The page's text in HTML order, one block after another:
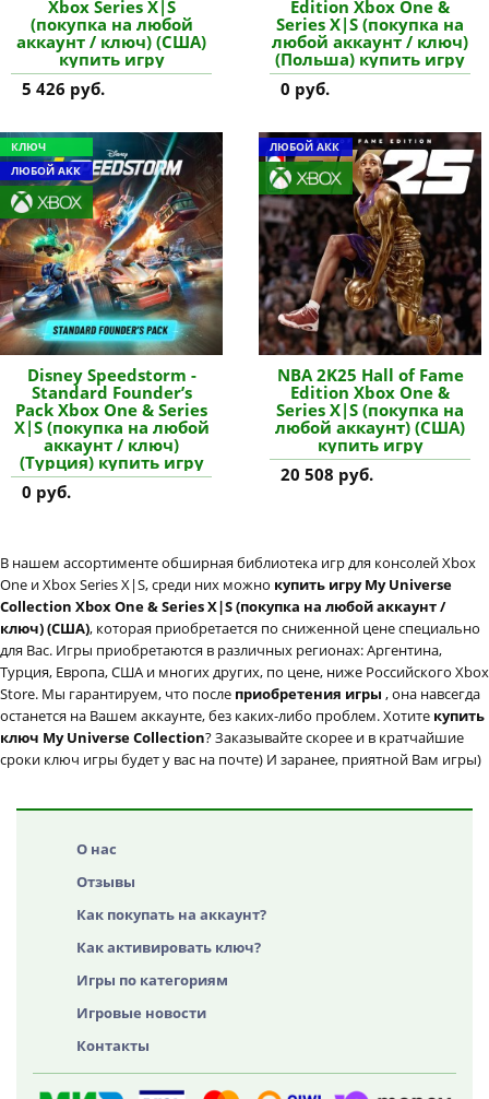
Xbox Series X|S
(покупка на любой
аккаунт / ключ) (США)
купить игру
5 426 руб.
Edition Xbox One &
Series X|S (покупка на
любой аккаунт / ключ)
(Польша) купить игру
0 руб.
КЛЮЧ
ЛЮБОЙ АКК
Disney Speedstorm -
Standard Founder’s
Pack Xbox One & Series
X|S (покупка на любой
аккаунт / ключ)
(Турция) купить игру
0 руб.
ЛЮБОЙ АКК
NBA 2K25 Hall of Fame
Edition Xbox One &
Series X|S (покупка на
любой аккаунт) (США)
купить игру
20 508 руб.
В нашем ассортименте обширная библиотека игр для консолей Xbox
One и Xbox Series X|S, среди них можно купить игру My Universe
Collection Xbox One & Series X|S (покупка на любой аккаунт /
ключ) (США), которая приобретается по сниженной цене специально
для Вас. Игры приобретаются в различных регионах: Аргентина,
Турция, Европа, США и многих других, по цене, ниже Российского Xbox
Store. Мы гарантируем, что после приобретения игры , она навсегда
останется на Вашем аккаунте, без каких-либо проблем. Хотите купить
ключ My Universe Collection? Заказывайте скорее и в кратчайшие
сроки ключ игры будет у вас на почте) И заранее, приятной Вам игры)
О нас
Отзывы
Как покупать на аккаунт?
Как активировать ключ?
Игры по категориям
Игровые новости
Контакты